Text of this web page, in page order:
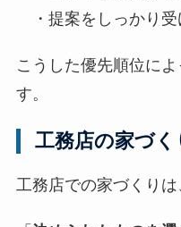
・提案をしっかり受
こうした優先順位に
す。
工務店の家づく
工務店での家づくりは